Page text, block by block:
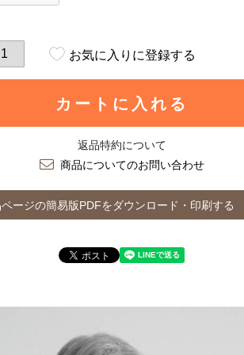
お気に入りに登録する
カートに入れる
返品特約について
商品についてのお問い合わせ
ージの簡易版PDFをダウンロード・印刷する